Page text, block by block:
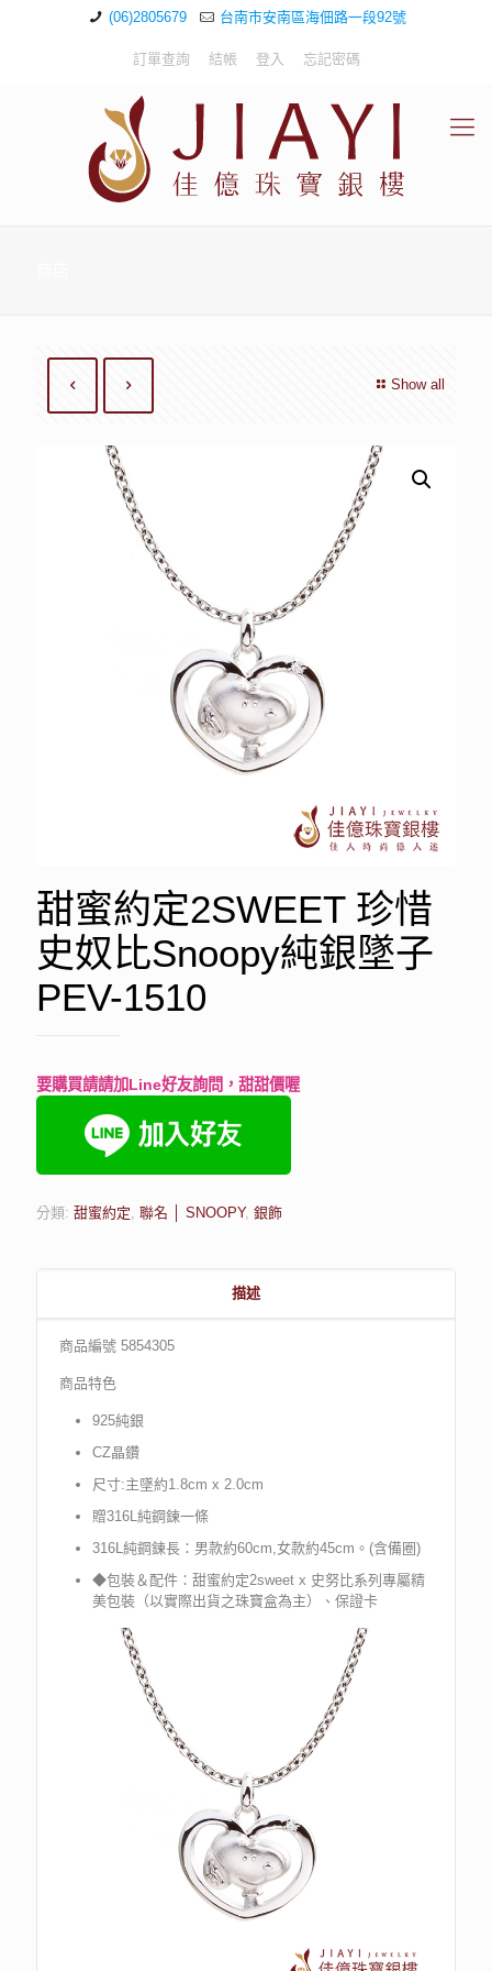
(06)2805679 台南市安南區海佃路一段92號
訂單查詢 結帳 登入 忘記密碼
Show all
甜蜜約定2SWEET 珍惜
史奴比Snoopy純銀墜子
PEV-1510
要購買請請加Line好友詢問，甜甜價喔
分類: 甜蜜約定 聯名 │ SNOOPY, 銀飾
描述
商品編號 5854305
商品特色
925純銀
CZ晶鑽
尺寸:主墜約1.8cm x 2.0cm
贈316L純鋼鍊一條
316L純鋼鍊長：男款約60cm,女款約45cm。(含備圈)
◆包裝＆配件：甜蜜約定2sweet x 史努比系列專屬精
美包裝（以實際出貨之珠寶盒為主）、保證卡